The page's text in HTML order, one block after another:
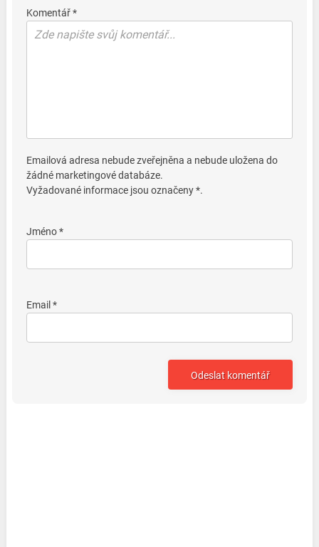
Komentář *
Emailová adresa nebude zveřejněna a nebude uložena do
žádné marketingové databáze.
Vyžadované informace jsou označeny *.
Jméno *
Email *